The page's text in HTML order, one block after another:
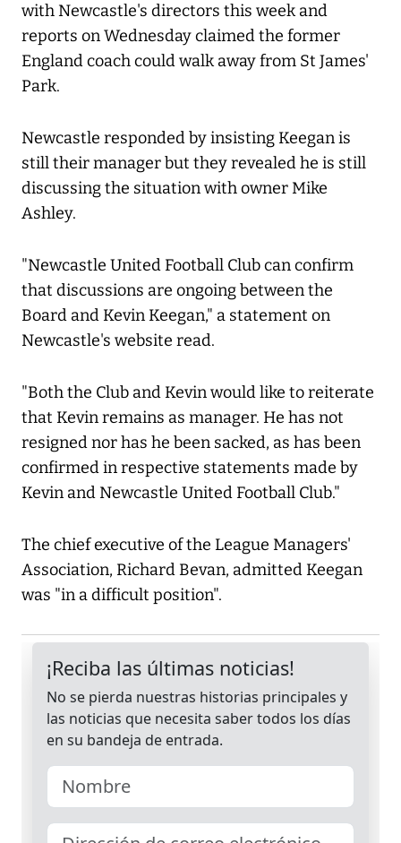
with Newcastle's directors this week and
reports on Wednesday claimed the former
England coach could walk away from St James'
Park.
Newcastle responded by insisting Keegan is
still their manager but they revealed he is still
discussing the situation with owner Mike
Ashley.
"Newcastle United Football Club can confirm
that discussions are ongoing between the
Board and Kevin Keegan," a statement on
Newcastle's website read.
"Both the Club and Kevin would like to reiterate
that Kevin remains as manager. He has not
resigned nor has he been sacked, as has been
confirmed in respective statements made by
Kevin and Newcastle United Football Club."
The chief executive of the League Managers'
Association, Richard Bevan, admitted Keegan
was "in a difficult position".